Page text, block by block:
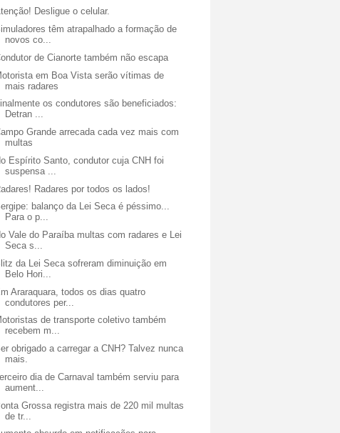
Desligue o celular.
têm atrapalhado a formação de
novos co...
de Cianorte também não escapa
em Boa Vista serão vítimas de
mais radares
os condutores são beneficiados:
Detran ...
Grande arrecada cada vez mais com
multas
Espírito Santo, condutor cuja CNH foi
suspensa ...
Radares por todos os lados!
balanço da Lei Seca é péssimo...
Para o p...
Vale do Paraíba multas com radares e Lei
Seca s...
da Lei Seca sofreram diminuição em
Belo Hori...
Araraquara, todos os dias quatro
condutores per...
de transporte coletivo também
recebem m...
obrigado a carregar a CNH? Talvez nunca
mais.
dia de Carnaval também serviu para
aument...
Grossa registra mais de 220 mil multas
de tr...